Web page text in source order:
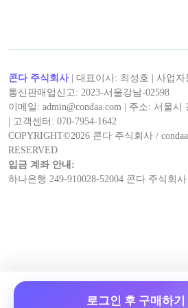
로그인 후 구매하기
콘다 주식회사| 대표이사: 최성호 | 사업자
통신판매업신고: 2023-서울강남-02598
이메일: admin@condaa.com | 주소: 서울
| 고객센터: 070-7954-1642
COPYRIGHT©2026 콘다 주식회사 /
RESERVED
입금 계좌 안내:
하나은행 249-910028-52004 콘다 주식회사